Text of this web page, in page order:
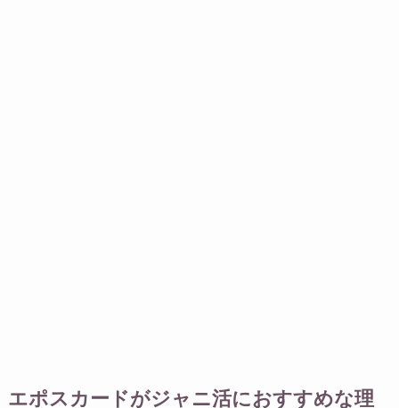
エポスカードがジャニ活におすすめな理